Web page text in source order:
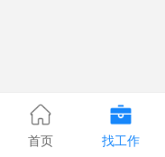
首页 找工作